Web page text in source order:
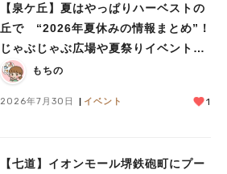
【泉ケ丘】夏はやっぱりハーベストの
丘で “2026年夏休みの情報まとめ”！
じゃぶじゃぶ広場や夏祭りイベントで
ミニ花火ショーも
もちの
2026年7月30日 イベント 1
【七道】イオンモール堺鉄砲町にプー
人気のキーワード
#なかもず駅